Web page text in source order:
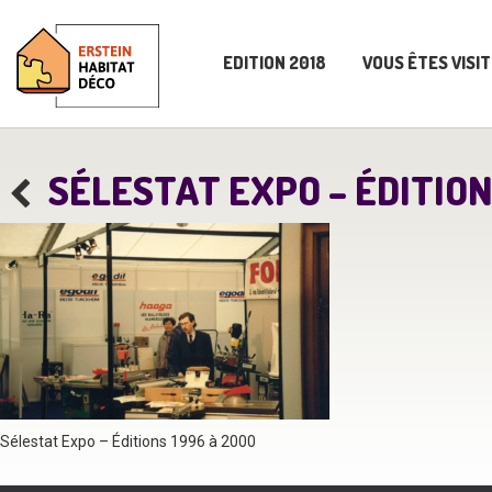
EDITION 2018 VOUS ÊTES
SÉLESTAT EXPO –
Sélestat Expo – Éditions 1996 à 2000